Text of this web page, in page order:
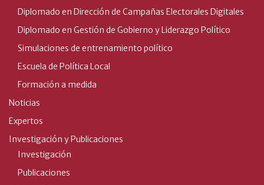
Diplomado en Dirección de Campañas Electorales Digitales
Diplomado en Gestión de Gobierno y Liderazgo Político
Simulaciones de entrenamiento político
Escuela de Política Local
Formación a medida
Noticias
Expertos
Investigación y Publicaciones
Investigación
Publicaciones